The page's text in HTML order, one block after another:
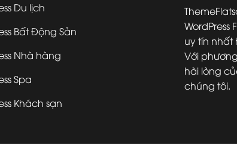
Du lịch
Bất Động Sản
Nhà hàng
Spa
Khách sạn
uy tín nhất
Với
hài lòng
chúng tôi.